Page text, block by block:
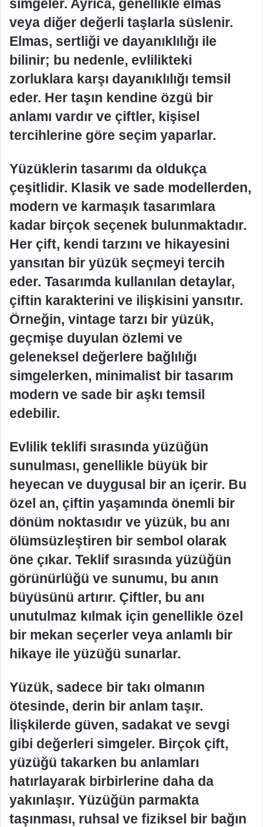
simgeler. Ayrıca, genellikle elmas
veya diğer değerli taşlarla süslenir.
Elmas, sertliği ve dayanıklılığı ile
bilinir; bu nedenle, evlilikteki
zorluklara karşı dayanıklılığı temsil
eder. Her taşın kendine özgü bir
anlamı vardır ve çiftler, kişisel
tercihlerine göre seçim yaparlar.
Yüzüklerin tasarımı da oldukça
çeşitlidir. Klasik ve sade modellerden,
modern ve karmaşık tasarımlara
kadar birçok seçenek bulunmaktadır.
Her çift, kendi tarzını ve hikayesini
yansıtan bir yüzük seçmeyi tercih
eder. Tasarımda kullanılan detaylar,
çiftin karakterini ve ilişkisini yansıtır.
Örneğin, vintage tarzı bir yüzük,
geçmişe duyulan özlemi ve
geleneksel değerlere bağlılığı
simgelerken, minimalist bir tasarım
modern ve sade bir aşkı temsil
edebilir.
Evlilik teklifi sırasında yüzüğün
sunulması, genellikle büyük bir
heyecan ve duygusal bir an içerir. Bu
özel an, çiftin yaşamında önemli bir
dönüm noktasıdır ve yüzük, bu anı
ölümsüzleştiren bir sembol olarak
öne çıkar. Teklif sırasında yüzüğün
görünürlüğü ve sunumu, bu anın
büyüsünü artırır. Çiftler, bu anı
unutulmaz kılmak için genellikle özel
bir mekan seçerler veya anlamlı bir
hikaye ile yüzüğü sunarlar.
Yüzük, sadece bir takı olmanın
ötesinde, derin bir anlam taşır.
İlişkilerde güven, sadakat ve sevgi
gibi değerleri simgeler. Birçok çift,
yüzüğü takarken bu anlamları
hatırlayarak birbirlerine daha da
yakınlaşır. Yüzüğün parmakta
taşınması, ruhsal ve fiziksel bir bağın